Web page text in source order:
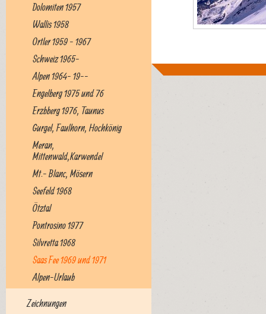
Dolomiten 1957
Wallis 1958
Ortler 1959 - 1967
Schweiz 1965-
Alpen 1964- 19--
Engelberg 1975 und 76
Erzbberg 1976, Taunus
Gurgel, Faulhorn, Hochkönig
Meran,
Mittenwald,Karwendel
Mt.- Blanc, Mösern
Seefeld 1968
Ötztal
Pontrosino 1977
Silvretta 1968
Saas Fee 1969 und 1971
Alpen-Urlaub
Zeichnungen